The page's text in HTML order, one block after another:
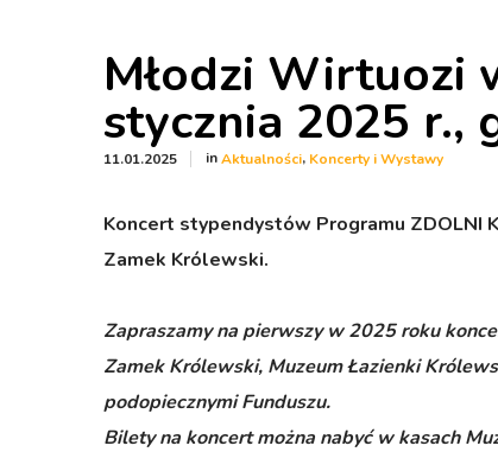
Młodzi Wirtuozi
stycznia 2025 r.,
11.01.2025 inAktualności, Koncerty i Wystawy
Koncert stypendystów Programu ZDOLNI
Zamek Królewski.
Zapraszamy na pierwszy w 2025 roku
Zamek Królewski, Muzeum Łazienki
podopiecznymi Funduszu.
Bilety na koncert można nabyć w kasach